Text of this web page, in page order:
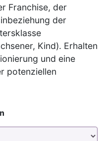
Franchise, der
der
Kind). Erhalten
und eine
potenziellen